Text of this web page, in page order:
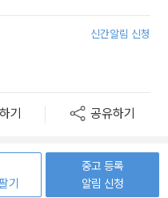
신간알림 신청
기 공유하기
기
중고 등록
알림 신청